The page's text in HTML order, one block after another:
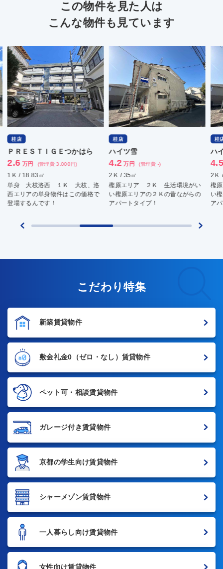
この物件を見た人は
こんな物件も見ています
洛
で
ハイツ雪
4.2 万円 (管理費 -)
2Ｋ / 35㎡
樫原エリア ２Ｋ 生活環境がい
い樫原エリアの２Ｋの昔ながらの
アパートタイプ！
ハイツ雪
4.5 万円 (管理費 -)
2Ｋ / 35㎡
樫原エリア ２Ｋ 生活環境がい
い樫原エリアの２Ｋの昔ながらの
アパートタイプ！
こだわり特集
新築賃貸物件
敷金礼金0 （ゼロ・なし）賃貸物件
ペット可・相談賃貸物件
ガレージ付き賃貸物件
京都の学生向け賃貸物件
シャーメゾン賃貸物件
一人暮らし向け賃貸物件
女性向け賃貸物件